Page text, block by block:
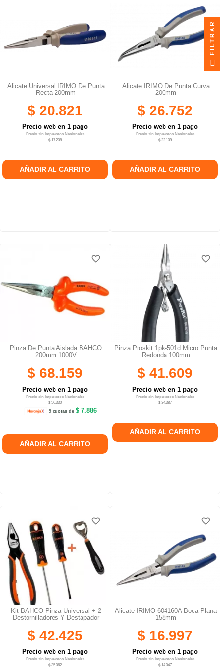
Alicate Universal IRIMO De Punta
Recta 200mm
$ 20.821
Precio web en 1 pago
Precio sin Impuestos Nacionales
$ 17.208
AÑADIR AL CARRITO
Alicate IRIMO De Punta Curva
200mm
$ 26.752
Precio web en 1 pago
Precio sin Impuestos Nacionales
$ 22.109
AÑADIR AL CARRITO
Pinza De Punta Aislada BAHCO
200mm 1000V
$ 68.159
Precio web en 1 pago
Precio sin Impuestos Nacionales
$ 56.330
9 cuotas de $ 7.886
AÑADIR AL CARRITO
favorite_border
favorite_border
Pinza Proskit 1pk-501d Micro Punta
Redonda 100mm
$ 41.609
Precio web en 1 pago
Precio sin Impuestos Nacionales
$ 34.387
AÑADIR AL CARRITO
favorite_border
favorite_border
Kit BAHCO Pinza Universal + 2
Destornilladores Y Destapador
$ 42.425
Precio web en 1 pago
Precio sin Impuestos Nacionales
$ 35.062
favorite_border
favorite_border
Alicate IRIMO 604160A Boca Plana
158mm
$ 16.997
Precio web en 1 pago
Precio sin Impuestos Nacionales
$ 14.047
favorite_border
favorite_border
FILTRAR